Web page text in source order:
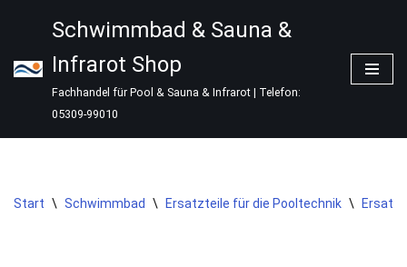
Inhalt
springen
Schwimmbad & Sauna &
Infrarot Shop
Fachhandel für Pool & Sauna & Infrarot | Telefon:
05309-99010
Start \ Schwimmbad \ Ersatzteile für die Pooltechnik \